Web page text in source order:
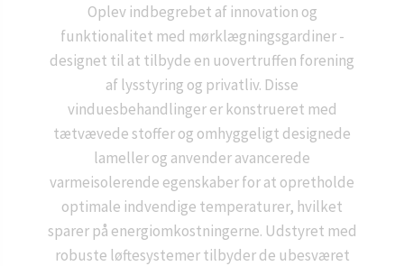
Oplev indbegrebet af innovation og
funktionalitet med mørklægningsgardiner -
designet til at tilbyde en uovertruffen forening
af lysstyring og privatliv. Disse
vinduesbehandlinger er konstrueret med
tætvævede stoffer og omhyggeligt designede
lameller og anvender avancerede
varmeisolerende egenskaber for at opretholde
optimale indvendige temperaturer, hvilket
sparer på energiomkostningerne. Udstyret med
robuste løftesystemer tilbyder de ubesværet